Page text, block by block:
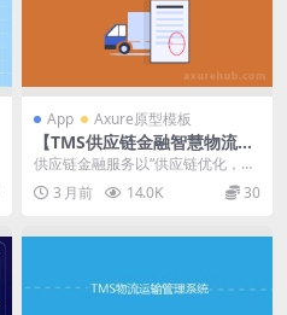
App Axure原型模板
【TMS供应链金融智慧物流运
输管理系统axure原型设计tm
s原型】Axure原型模板下载
& PRD产品需求文档
供应链金融服务以“供应链优化，产
业链共赢”为宗旨，凭借自身对农产
品行业的敏锐洞察...
3 月前 14.0K 30